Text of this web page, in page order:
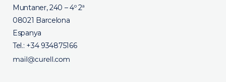
Muntaner, 240 – 4º 2ª
08021 Barcelona
Espanya
Tel.: +34 934875166